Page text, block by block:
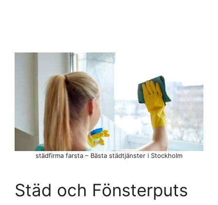
städfirma farsta – Bästa städtjänster i Stockholm
Städ och Fönsterputs